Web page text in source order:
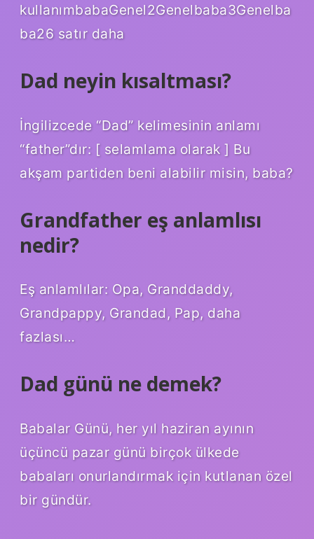
kullanımbabaGenel2Genelbaba3Genelba
ba26 satır daha
Dad neyin kısaltması?
İngilizcede “Dad” kelimesinin anlamı
“father”dır: [ selamlama olarak ] Bu
akşam partiden beni alabilir misin, baba?
Grandfather eş anlamlısı
nedir?
Eş anlamlılar: Opa, Granddaddy,
Grandpappy, Grandad, Pap, daha
fazlası…
Dad günü ne demek?
Babalar Günü, her yıl haziran ayının
üçüncü pazar günü birçok ülkede
babaları onurlandırmak için kutlanan özel
bir gündür.